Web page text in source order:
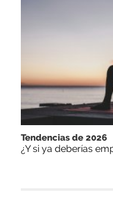
Tendencias de 2026
¿Y si ya deberías